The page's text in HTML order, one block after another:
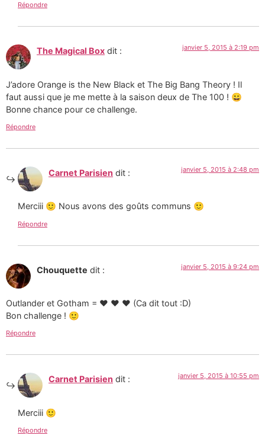
Répondre
The Magical Box dit : janvier 5, 2015 à 2:19 pm
J’adore Orange is the New Black et The Big Bang Theory ! Il
faut aussi que je me mette à la saison deux de The 100 ! 😀
Bonne chance pour ce challenge.
Répondre
Carnet Parisien dit : janvier 5, 2015 à 2:48 pm
Merciii 🙂 Nous avons des goûts communs 🙂
Répondre
Chouquette dit : janvier 5, 2015 à 9:24 pm
Outlander et Gotham = ♥ ♥ ♥ (Ca dit tout :D)
Bon challenge ! 🙂
Répondre
Carnet Parisien dit : janvier 5, 2015 à 10:55 pm
Merciii 🙂
Répondre